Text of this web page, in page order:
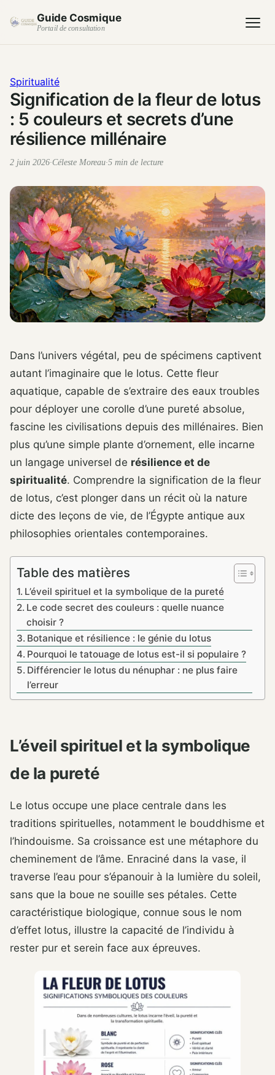
Guide Cosmique
Portail de consultation
Spiritualité
Signification de la fleur de lotus
: 5 couleurs et secrets d’une
résilience millénaire
2 juin 2026·Céleste Moreau·5 min de lecture
Dans l’univers végétal, peu de spécimens captivent
autant l’imaginaire que le lotus. Cette fleur
aquatique, capable de s’extraire des eaux troubles
pour déployer une corolle d’une pureté absolue,
fascine les civilisations depuis des millénaires. Bien
plus qu’une simple plante d’ornement, elle incarne
un langage universel de résilience et de
spiritualité. Comprendre la signification de la fleur
de lotus, c’est plonger dans un récit où la nature
dicte des leçons de vie, de l’Égypte antique aux
philosophies orientales contemporaines.
Table des matières
L’éveil spirituel et la symbolique de la pureté
Le code secret des couleurs : quelle nuance
choisir ?
Botanique et résilience : le génie du lotus
Pourquoi le tatouage de lotus est-il si populaire ?
Différencier le lotus du nénuphar : ne plus faire
l’erreur
L’éveil spirituel et la symbolique
de la pureté
Le lotus occupe une place centrale dans les
traditions spirituelles, notamment le bouddhisme et
l’hindouisme. Sa croissance est une métaphore du
cheminement de l’âme. Enraciné dans la vase, il
traverse l’eau pour s’épanouir à la lumière du soleil,
sans que la boue ne souille ses pétales. Cette
caractéristique biologique, connue sous le nom
d’effet lotus, illustre la capacité de l’individu à
rester pur et serein face aux épreuves.